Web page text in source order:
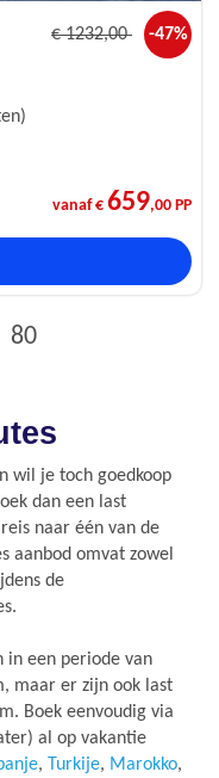
€1232,00 -47%
vanaf € 659,00 PP
80
wil je toch goedkoop
dan een last
naar één van de
aanbod omvat zowel
de
in een periode van
maar er zijn ook last
Boek eenvoudig via
al op vakantie
, Turkije, Marokko,